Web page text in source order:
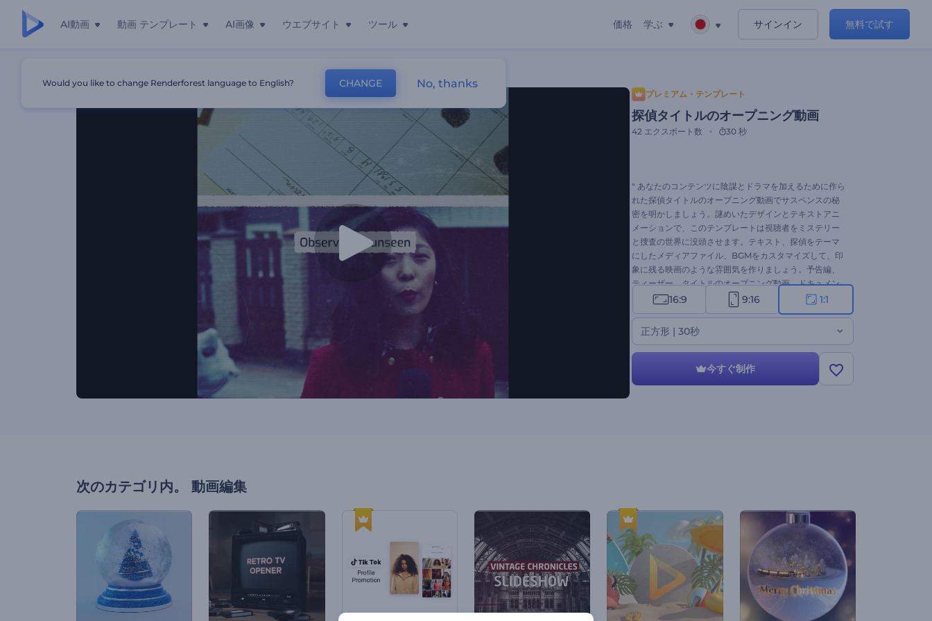
AI動画 動画 テンプレート AI画像 ウエブサイト ツール 価格 学ぶ サインイン 無料で試す
プレミアム・テンプレート
探偵タイトルのオープニング動画
42 エクスポート数 30 秒
" あなたのコンテンツに陰謀とドラマを加えるために作ら
れた探偵タイトルのオープニング動画でサスペンスの秘
密を明かしましょう。謎めいたデザインとテキストアニ
メーションで、このテンプレートは視聴者をミステリー
と捜査の世界に没頭させます。テキスト、探偵をテーマ
にしたメディアファイル、BGMをカスタマイズして、印
象に残る映画のような雰囲気を作りましょう。予告編、
ティーザー、タイトルのオープニング動画、ドキュメン
タリーのイントロ、謎とサスペンスのタッチを必要とす
るあらゆるプロジェクトに最適です。今すぐお試しくだ
さい！"
16:9 9:16 1:1
正方形 | 30秒
今すぐ制作
次のカテゴリ内。 動画編集
Would you like to change Renderforest language to English? CHANGE No, thanks